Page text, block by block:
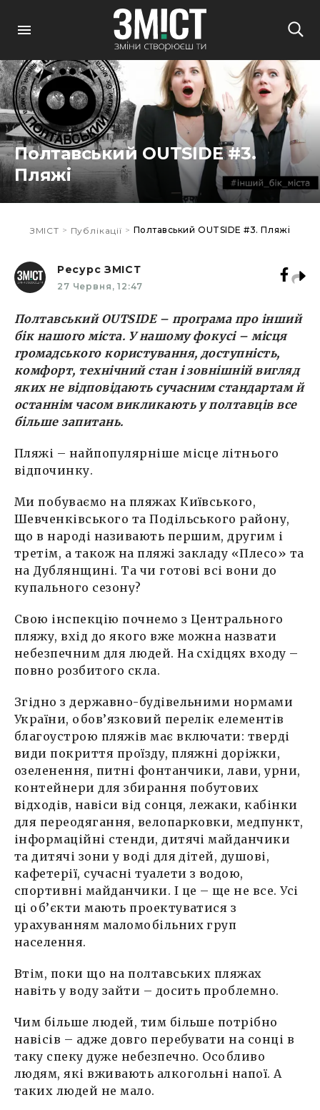
Полтавський OUTSIDE #3.
Пляжі
ЗМІСТ > Публікації > Полтавський OUTSIDE #3. Пляжі
Ресурс ЗМІСТ
27 Червня, 12:47
Полтавський OUTSIDE – програма про інший
бік нашого міста. У нашому фокусі – місця
громадського користування, доступність,
комфорт, технічний стан і зовнішній вигляд
яких не відповідають сучасним стандартам й
останнім часом викликають у полтавців все
більше запитань.
Пляжі – найпопулярніше місце літнього
відпочинку.
Ми побуваємо на пляжах Київського,
Шевченківського та Подільського району,
що в народі називають першим, другим і
третім, а також на пляжі закладу «Плесо» та
на Дублянщині. Та чи готові всі вони до
купального сезону?
Свою інспекцію почнемо з Центрального
пляжу, вхід до якого вже можна назвати
небезпечним для людей. На східцях входу –
повно розбитого скла.
Згідно з державно-будівельними нормами
України, обов’язковий перелік елементів
благоустрою пляжів має включати: тверді
види покриття проїзду, пляжні доріжки,
озеленення, питні фонтанчики, лави, урни,
контейнери для збирання побутових
відходів, навіси від сонця, лежаки, кабінки
для переодягання, велопарковки, медпункт,
інформаційні стенди, дитячі майданчики
та дитячі зони у воді для дітей, душові,
кафетерії, сучасні туалети з водою,
спортивні майданчики. І це – ще не все. Усі
ці об’єкти мають проектуватися з
урахуванням маломобільних груп
населення.
Втім, поки що на полтавських пляжах
навіть у воду зайти – досить проблемно.
Чим більше людей, тим більше потрібно
навісів – адже довго перебувати на сонці в
таку спеку дуже небезпечно. Особливо
людям, які вживають алкогольні напої. А
таких людей не мало.